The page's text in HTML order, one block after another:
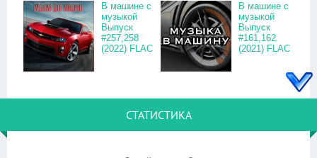
В машине с
музыкой
Выпуск
#257,258
(2022) FLAC
В машине с
музыкой
Выпуск
#161,162
(2021) FLAC
СТАТИСТИКА